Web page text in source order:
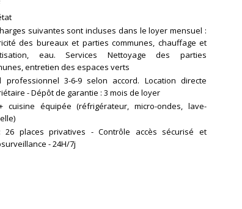
suivantes sont incluses dans le loyer mensuel :
des bureaux et parties communes, chauffage et
eau. Services Nettoyage des parties
entretien des espaces verts
professionnel 3-6-9 selon accord. Location directe
- Dépôt de garantie : 3 mois de loyer
cuisine équipée (réfrigérateur, micro-ondes, lave-
26 places privatives - Contrôle accès sécurisé et
- 24H/7j